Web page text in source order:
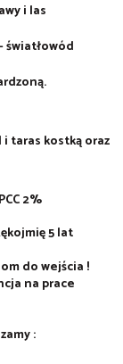
i las
taras kostką oraz
2%
5 lat
do wejścia !
na prace
: